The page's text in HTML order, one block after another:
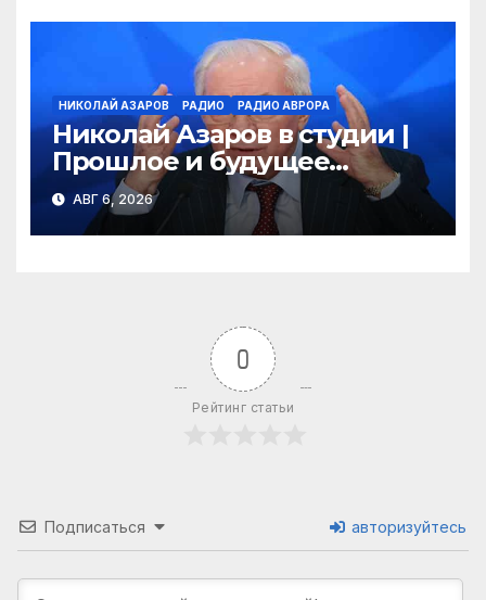
НИКОЛАЙ АЗАРОВ РАДИО РАДИО АВРОРА
Николай Азаров в студии |
Прошлое и будущее
Украины | Взгляд изнутри
АВГ 6, 2026
0
Рейтинг статьи
Подписаться авторизуйтесь